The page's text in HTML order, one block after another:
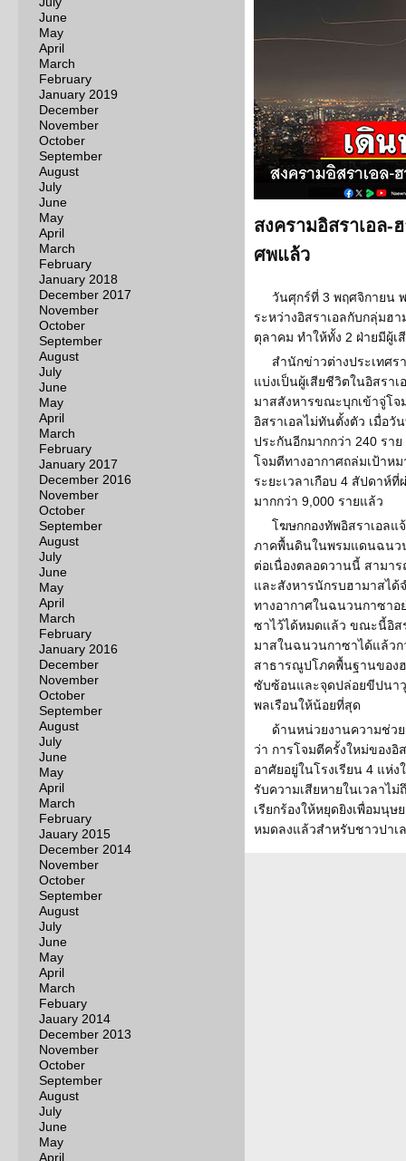
June
May
April
March
February
January 2019
December
November
October
September
August
July
June
May
April
March
February
January 2018
December 2017
November
October
September
August
July
June
May
April
March
February
January 2017
December 2016
November
October
September
August
July
June
May
April
March
February
January 2016
December
November
October
September
August
July
June
May
April
March
February
Jauary 2015
December 2014
November
October
September
August
July
June
May
April
March
Febuary
Jauary 2014
December 2013
November
October
September
August
July
June
May
April
สงครามอิสราเอล-
ศพแล้ว
วันศุกร์ที่ 3 พฤศจิกายน
ระหว่างอิสราเอลกับกลุ่มฮ
ตุลาคม ทำให้ทั้ง 2 ฝ่ายมีผู้
สำนักข่าวต่างประเทศร
แบ่งเป็นผู้เสียชีวิตในอิสรา
มาสสังหารขณะบุกเข้าจู่โจ
อิสราเอลไม่ทันตั้งตัว เมื่อ
ประกันอีกมากกว่า 240 รา
โจมตีทางอากาศถล่มเป้าห
ระยะเวลาเกือบ 4 สัปดาห์
มากกว่า 9,000 รายแล้ว
โฆษกกองทัพอิสราเอลแ
ภาคพื้นดินในพรมแดนฉนว
ต่อเนื่องตลอดวานนี้ สามา
และสังหารนักรบฮามาสได้
ทางอากาศในฉนวนกาซาอ
ซาไว้ได้หมดแล้ว ขณะนี้อิส
มาสในฉนวนกาซาได้แล้วก
สาธารณูปโภคพื้นฐานของ
ซับซ้อนและจุดปล่อยขีปนา
พลเรือนให้น้อยที่สุด
ด้านหน่วยงานความช่ว
ว่า การโจมตีครั้งใหม่ของอิ
อาศัยอยู่ในโรงเรียน 4 แห่
รับความเสียหายในเวลาไ
เรียกร้องให้หยุดยิงเพื่อมนุ
หมดลงแล้วสำหรับชาวปาเ